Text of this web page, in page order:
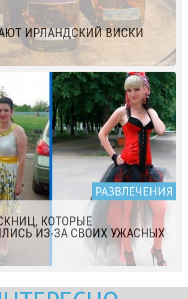
ИРЛАНДСКИЙ ВИСКИ
РАЗВЛЕЧЕНИЯ
КОТОРЫЕ
ИЗ-ЗА СВОИХ УЖАСНЫХ